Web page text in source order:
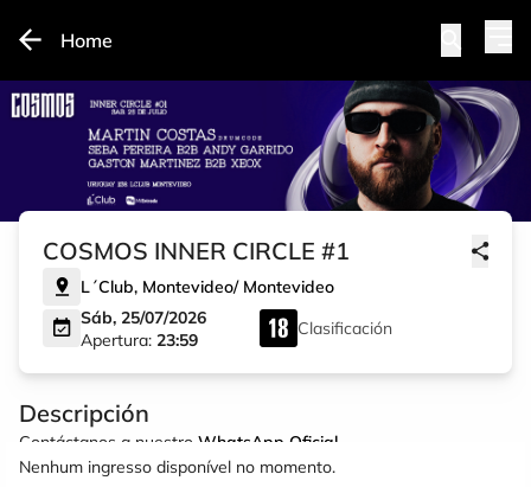
Home
COSMOS INNER CIRCLE #1
L´Club, Montevideo/ Montevideo
Sáb, 25/07/2026
Apertura: 23:59
Clasificación
Descripción
Contáctanos a nuestro WhatsApp Oficial
Nenhum ingresso disponível no momento.